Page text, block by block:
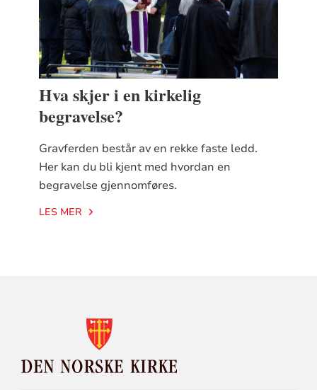
Hva skjer i en kirkelig
begravelse?
Gravferden består av en rekke faste ledd.
Her kan du bli kjent med hvordan en
begravelse gjennomføres.
LES MER
NORSKE
KIRKE